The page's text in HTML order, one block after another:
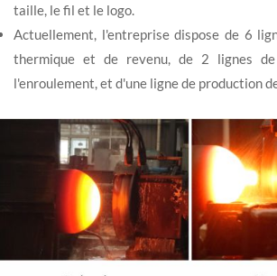
taille, le fil et le logo.
Actuellement, l'entreprise dispose de 6
thermique et de revenu, de 2 lignes
l'enroulement, et d'une ligne de production